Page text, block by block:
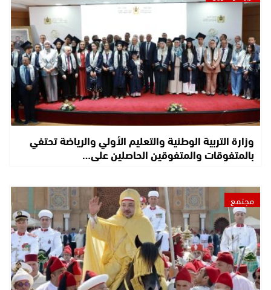
وزارة التربية الوطنية والتعليم الأولي والرياضة تحتفي
بالمتفوقات والمتفوقين الحاصلين على…
مجتمع